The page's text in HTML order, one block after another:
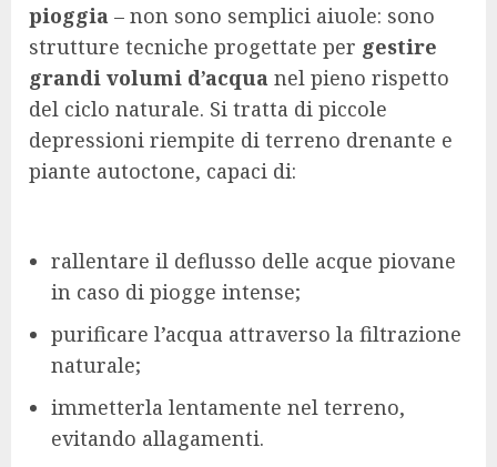
pioggia – non sono semplici aiuole: sono
strutture tecniche progettate per gestire
grandi volumi d’acqua nel pieno rispetto
del ciclo naturale. Si tratta di piccole
depressioni riempite di terreno drenante e
piante autoctone, capaci di:
rallentare il deflusso delle acque piovane
in caso di piogge intense;
purificare l’acqua attraverso la filtrazione
naturale;
immetterla lentamente nel terreno,
evitando allagamenti.